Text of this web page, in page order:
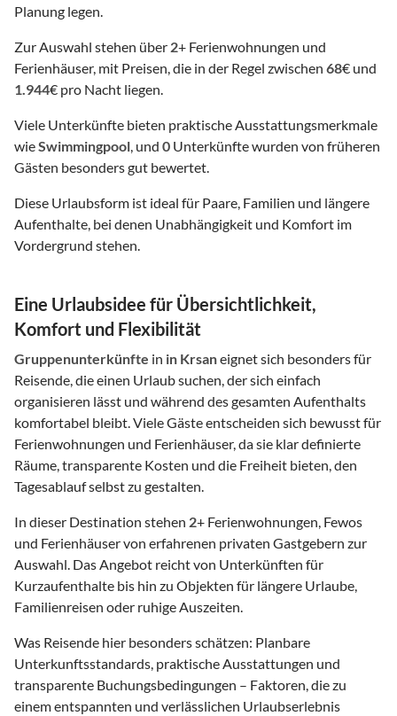
Planung legen.
Zur Auswahl stehen über 2+ Ferienwohnungen und
Ferienhäuser, mit Preisen, die in der Regel zwischen 68€ und
1.944€ pro Nacht liegen.
Viele Unterkünfte bieten praktische Ausstattungsmerkmale
wieSwimmingpool, und 0 Unterkünfte wurden von früheren
Gästen besonders gut bewertet.
Diese Urlaubsform ist ideal für Paare, Familien und längere
Aufenthalte, bei denen Unabhängigkeit und Komfort im
Vordergrund stehen.
Eine Urlaubsidee für Übersichtlichkeit,
Komfort und Flexibilität
Gruppenunterkünfte in in Krsaneignet sich besonders für
Reisende, die einen Urlaub suchen, der sich einfach
organisieren lässt und während des gesamten Aufenthalts
komfortabel bleibt. Viele Gäste entscheiden sich bewusst für
Ferienwohnungen und Ferienhäuser, da sie klar definierte
Räume, transparente Kosten und die Freiheit bieten, den
Tagesablauf selbst zu gestalten.
In dieser Destination stehen 2+ Ferienwohnungen, Fewos
und Ferienhäuser von erfahrenen privaten Gastgebern zur
Auswahl. Das Angebot reicht von Unterkünften für
Kurzaufenthalte bis hin zu Objekten für längere Urlaube,
Familienreisen oder ruhige Auszeiten.
Was Reisende hier besonders schätzen: Planbare
Unterkunftsstandards, praktische Ausstattungen und
transparente Buchungsbedingungen – Faktoren, die zu
einem entspannten und verlässlichen Urlaubserlebnis